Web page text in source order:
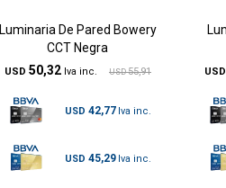
Luminaria De Pared Bowery
CCT Negra
USD 50,32 USD 55,91
USD 42,77
USD 45,29
USD